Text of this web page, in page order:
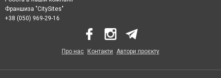
Франшиза "CitySites"
+38 (050) 969-29-16
Про нас Контакти Автори проєкту